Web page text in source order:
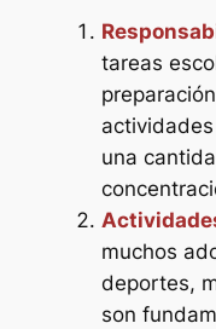
tareas
una
muchos
deportes,
son